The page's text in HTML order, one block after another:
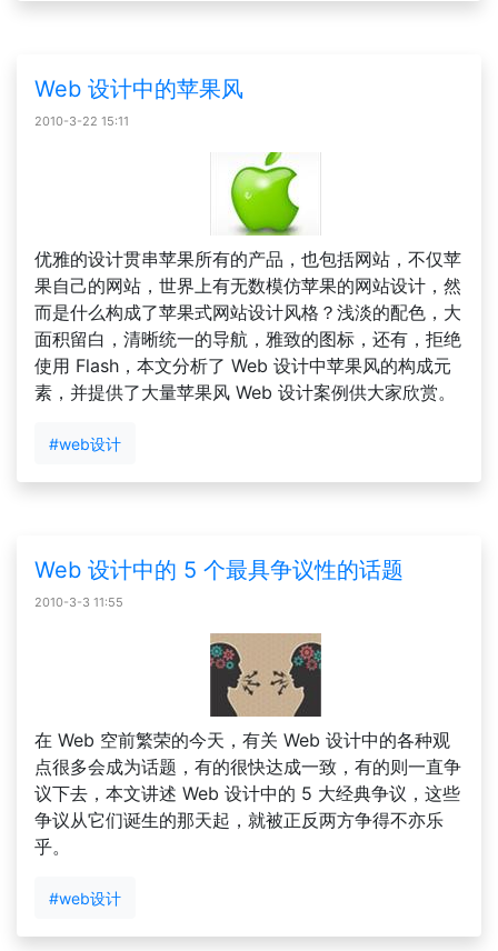
Web 设计中的苹果风
2010-3-22 15:11
优雅的设计贯串苹果所有的产品，也包括网站，不仅苹
果自己的网站，世界上有无数模仿苹果的网站设计，然
而是什么构成了苹果式网站设计风格？浅淡的配色，大
面积留白，清晰统一的导航，雅致的图标，还有，拒绝
使用 Flash，本文分析了 Web 设计中苹果风的构成元
素，并提供了大量苹果风 Web 设计案例供大家欣赏。
#web设计
Web 设计中的 5 个最具争议性的话题
2010-3-3 11:55
在 Web 空前繁荣的今天，有关 Web 设计中的各种观
点很多会成为话题，有的很快达成一致，有的则一直争
议下去，本文讲述 Web 设计中的 5 大经典争议，这些
争议从它们诞生的那天起，就被正反两方争得不亦乐
乎。
#web设计